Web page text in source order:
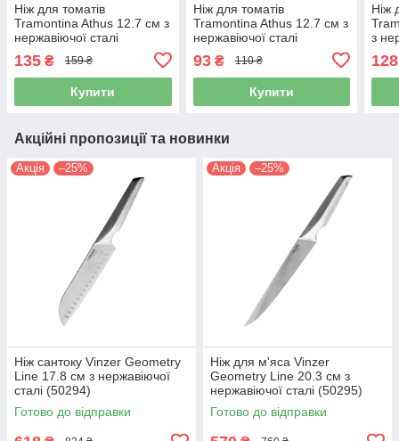
Ніж для томатів
Tramontina Athus 12.7 см з
нержавіючої сталі
135 ₴ 159 ₴
Купити
Ніж для томатів
Tramontina Athus 12.7 см з
нержавіючої сталі
93₴ 110 ₴
Купити
Ніж
з
128
Акційні пропозиції та новинки
Акція –25%
Ніж сантоку Vinzer Geometry
Line 17.8 см з нержавіючої
сталі (50294)
Готово до відправки
Акція –25%
Ніж для м'яса Vinzer
Geometry Line 20.3 см з
нержавіючої сталі (50295)
Готово до відправки